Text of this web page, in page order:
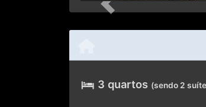
Previous
3 quartos (sendo 2